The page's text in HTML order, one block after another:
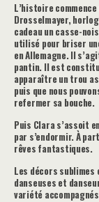
L’histoire
Drosselmayer,
cadeau un casse-
utilisé pour briser
en Allemagne. Il
pantin. Il est
apparaître un trou
puis que nous
refermer sa bouche.
Puis Clara s’assoit
par s’endormir. À
rêves fantastiques.
Les décors
danseuses et
variété